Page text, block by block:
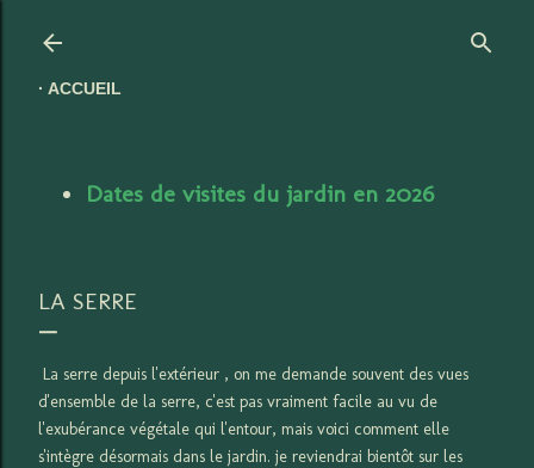
ACCUEIL
Dates de visites du jardin en 2026
LA SERRE
La serre depuis l'extérieur , on me demande souvent des vues
d'ensemble de la serre, c'est pas vraiment facile au vu de
l'exubérance végétale qui l'entour, mais voici comment elle
s'intègre désormais dans le jardin. je reviendrai bientôt sur les